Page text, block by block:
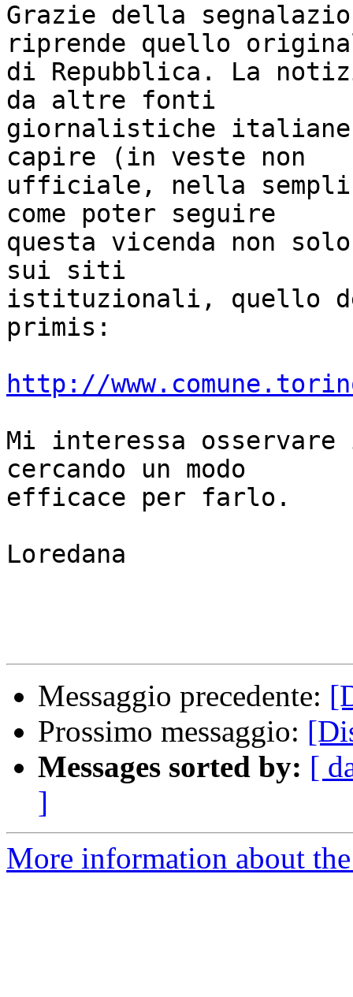
Grazie della
riprende quello
di Repubblica. La
da altre fonti
giornalistiche
capire (in veste non
ufficiale, nella
come poter seguire
questa vicenda non
sui siti
istituzionali, quello
primis:
http://
Mi interessa
cercando un modo
efficace per farlo.
Loredana
Messaggio precedente:
Prossimo messaggio:
Messages sorted by: [
]
More information about